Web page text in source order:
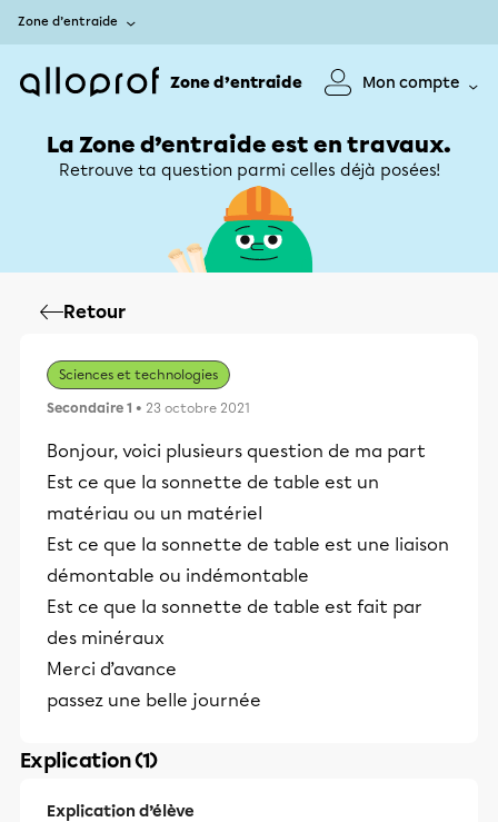
Zone d’entraide
Zone d’entraide Mon compte
La Zone d’entraide est en travaux.
Retrouve ta question parmi celles déjà posées!
Retour
Sciences et technologies
Secondaire 1 • 23 octobre 2021
Bonjour, voici plusieurs question de ma part
Est ce que la sonnette de table est un
matériau ou un matériel
Est ce que la sonnette de table est une liaison
démontable ou indémontable
Est ce que la sonnette de table est fait par
des minéraux
Merci d’avance
passez une belle journée
Explication (1)
Explication d’élève